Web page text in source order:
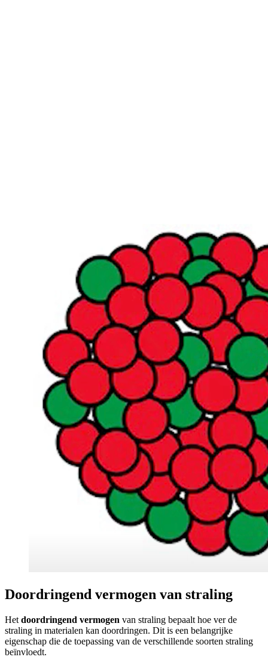
Doordringend vermogen van straling
Het doordringend vermogen van straling bepaalt hoe ver de
straling in materialen kan doordringen. Dit is een belangrijke
eigenschap die de toepassing van de verschillende soorten straling
beïnvloedt.